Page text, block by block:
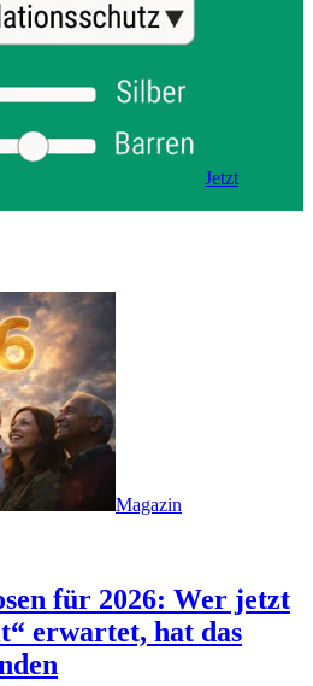
Jetzt
Magazin
für 2026: Wer jetzt
erwartet, hat das